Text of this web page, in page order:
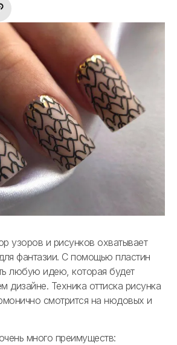
узоров и рисунков охватывает
фантазии. С помощью пластин
любую идею, которая будет
дизайне. Техника оттиска рисунка
смотрится на нюдовых и
много преимуществ: